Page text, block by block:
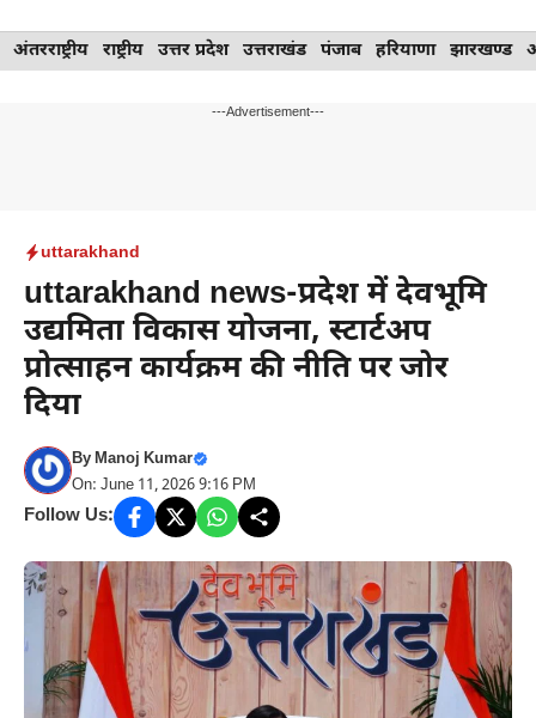
Skip
to
अंतरराष्ट्रीय राष्ट्रीय उत्तर प्रदेश उत्तराखंड पंजाब हरियाणा झारखण्ड
---Advertisement---
uttarakhand
uttarakhand news-प्रदेश में देवभूमि
उद्यमिता विकास योजना, स्टार्टअप
प्रोत्साहन कार्यक्रम की नीति पर जोर
दिया
ByManoj Kumar
On: June 11, 2026 9:16 PM
Follow Us: